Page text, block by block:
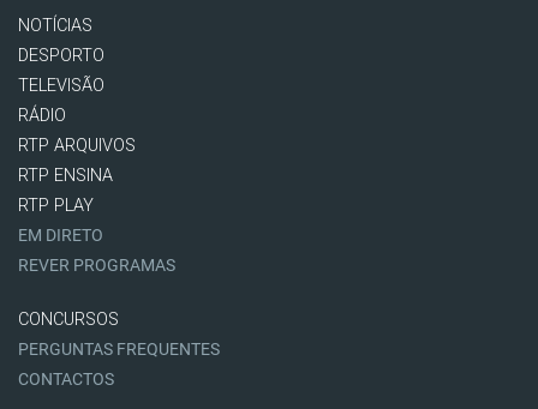
NOTÍCIAS
DESPORTO
TELEVISÃO
RÁDIO
RTP ARQUIVOS
RTP ENSINA
RTP PLAY
EM DIRETO
REVER PROGRAMAS
CONCURSOS
PERGUNTAS FREQUENTES
CONTACTOS